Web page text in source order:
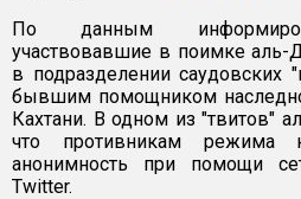
По данным
участвовавшие в поимке аль-
в подразделении саудовских
бывшим помощником
Кахтани. В одном из "твитов"
что противникам режима
анонимность при помощи
Twitter.